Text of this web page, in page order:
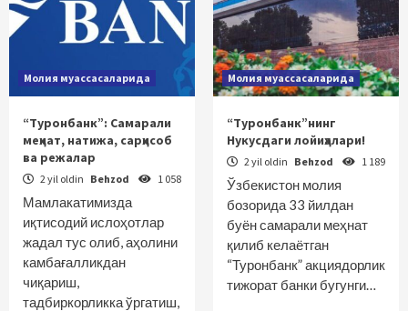
Молия муассасаларида
“Туронбанк”: Самарали
меҳнат, натижа, сарҳисоб
ва режалар
2 yil oldin Behzod 1 058
Мамлакатимизда
иқтисодий ислоҳотлар
жадал тус олиб, аҳолини
камбағалликдан
чиқариш,
тадбиркорликка ўргатиш,
Молия муассасаларида
“Туронбанк”нинг
Нукусдаги лойиҳалари!
2 yil oldin Behzod 1 189
Ўзбекистон молия
бозорида 33 йилдан
буён самарали меҳнат
қилиб келаётган
“Туронбанк” акциядорлик
тижорат банки бугунги…